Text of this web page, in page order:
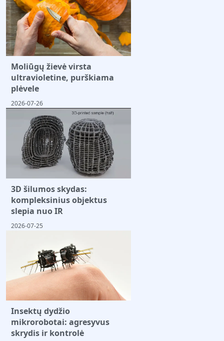
Moliūgų žievė virsta
ultravioletine, purškiama
plėvele
2026-07-26
3D šilumos skydas:
kompleksinius objektus
slepia nuo IR
2026-07-25
Insektų dydžio
mikrorobotai: agresyvus
skrydis ir kontrolė